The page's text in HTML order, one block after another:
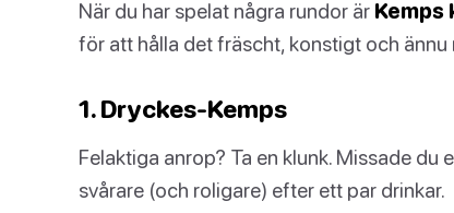
När du har spelat några rundor är Kemps
för att hålla det fräscht, konstigt och ännu
1. Dryckes-Kemps
Felaktiga anrop? Ta en klunk. Missade du
svårare (och roligare) efter ett par drinkar.